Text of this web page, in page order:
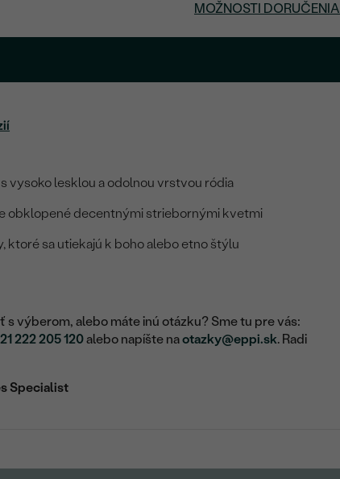
MOŽNOSTI DORUČENIA
vysoko lesklou a odolnou vrstvou ródia
obklopené decentnými striebornými kvetmi
sa utiekajú k boho alebo etno štýlu
s výberom, alebo máte inú otázku? Sme tu pre vás:
222 205 120alebo napíšte naotazky@eppi.sk. Radi
Specialist